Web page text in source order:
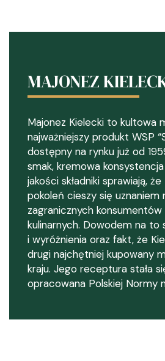
MAJONEZ
Majonez Kielecki to kultowa
najważniejszy produkt WSP
dostępny na rynku już od
smak, kremowa
jakości składniki sprawiają,
pokoleń cieszy się uznaniem
zagranicznych
kulinarnych. Dowodem na to
i wyróżnienia oraz fakt, że
drugi najchętniej kupowany
kraju. Jego receptura stała
opracowana Polskiej Normy